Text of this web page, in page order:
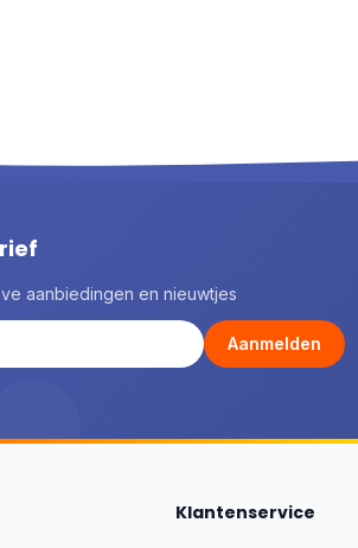
37
aanbiedingen en nieuwtjes
Aanmelden
Klantenservice